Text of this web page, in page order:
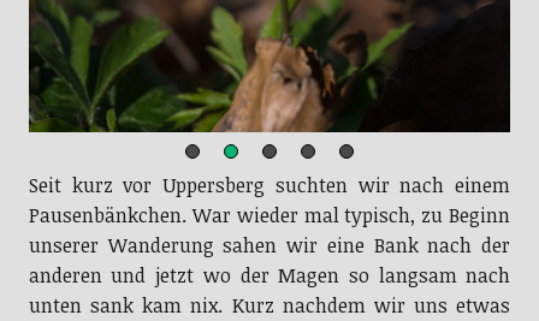
Seit kurz vor Uppersberg suchten wir nach einem
Pausenbänkchen. War wieder mal typisch, zu Beginn
unserer Wanderung sahen wir eine Bank nach der
anderen und jetzt wo der Magen so langsam nach
unten sank kam nix. Kurz nachdem wir uns etwas